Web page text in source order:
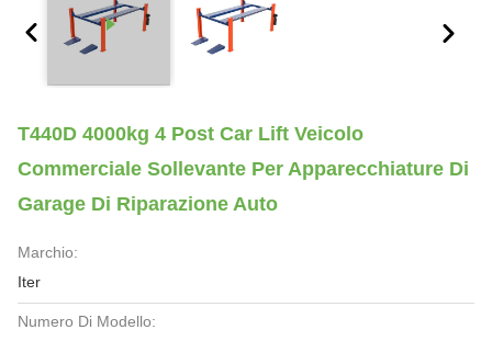
T440D 4000kg 4 Post Car Lift Veicolo
Commerciale Sollevante Per Apparecchiature Di
Garage Di Riparazione Auto
Marchio:
Iter
Numero Di Modello: